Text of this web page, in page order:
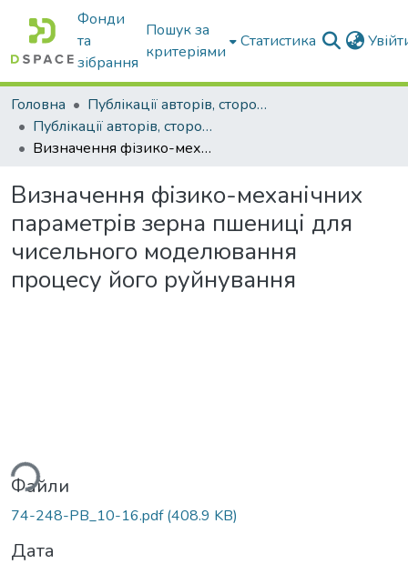
Фонди
та
зібрання
Пошук за
критеріями
Статистика
Головна
Публікації авторів, сторонніх університету
Публікації авторів, сторонніх університету
Визначення фізико-механічних параметрів зерна пшениці для чисельного моделювання процесу його руйнування
Визначення фізико-механічних
параметрів зерна пшениці для
чисельного моделювання
процесу його руйнування
Файли
74-248-PB_10-16.pdf(408.9 KB)
Дата